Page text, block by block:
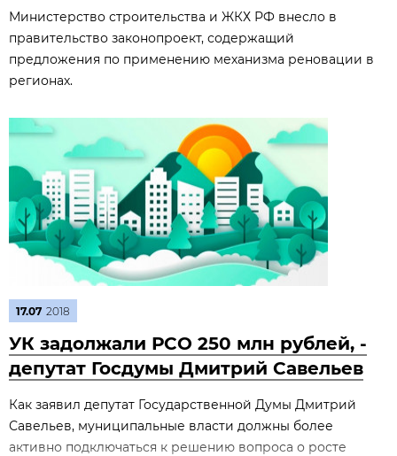
Министерство строительства и ЖКХ РФ внесло в
правительство законопроект, содержащий
предложения по применению механизма реновации в
регионах.
17.07 2018
УК задолжали РСО 250 млн рублей, -
депутат Госдумы Дмитрий Савельев
Как заявил депутат Государственной Думы Дмитрий
Савельев, муниципальные власти должны более
активно подключаться к решению вопроса о росте